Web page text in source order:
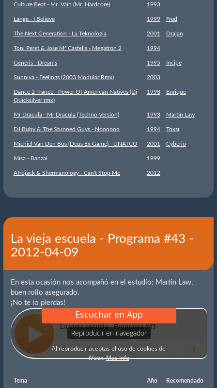
Culture Beat - Mr. Vain (Mr. Hardcore) 1993
Lange - I Believe 1999 Fred
The Next Generation - La Teknologia 2001 Drajan
Toni Peret & Jose Mª Castells - Megatron 2 1994
Generis - Dreams 1995 Incipe
Sunniva - Feelings (2003 Modular Rmx) 2003
Dance 2 Trance - Power Of American Natives (Dj
Quicksilver rmx)
1998 Enrique
Mr Dracula - Mr Dracula (Techno Version) 1993 Martin Law
DJ Buby & The Stunned Guys - Noooooo 1994 Toxsi
Michiel Van Den Bos (Deus Ex Game) - UNATCO 2001 Cyberio
Misa - Banzai 1999
Afrojack & Shermanology - Can't Stop Me 2012
La vieja escuela - Programa #43 -
2012-04-09
En esta ocasión nos acompañó en el estudio: Martin Law,
buen rollo asegurado.
¡No te lo pierdas!
Tema Año Recomendado